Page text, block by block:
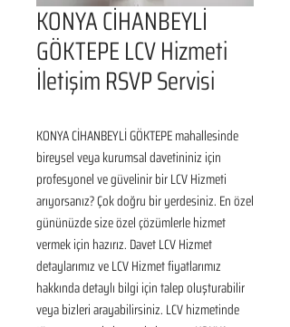
KONYA CİHANBEYLİ
GÖKTEPE LCV Hizmeti
İletişim RSVP Servisi
KONYA CİHANBEYLİ GÖKTEPE mahallesinde
bireysel veya kurumsal davetininiz için
profesyonel ve güvelinir bir LCV Hizmeti
arıyorsanız? Çok doğru bir yerdesiniz. En özel
gününüzde size özel çözümlerle hizmet
vermek için hazırız. Davet LCV Hizmet
detaylarımız ve LCV Hizmet fiyatlarımız
hakkında detaylı bilgi için talep oluşturabilir
veya bizleri arayabilirsiniz. LCV hizmetinde